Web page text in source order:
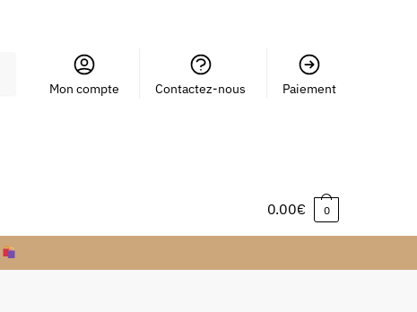
Mon compte Contactez-nous Paiement
0.00€ 0